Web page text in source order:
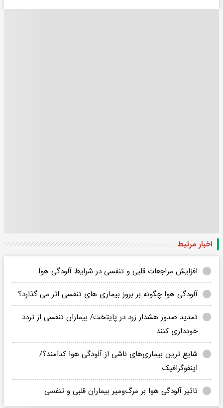
اخبار مرتبط
افزایش مراجعات قلبی و تنفسی در شرایط آلودگی هوا
آلودگی هوا چگونه بر بروز بیماری های تنفسی اثر می گذارد؟
تمدید صدور هشدار زرد در پایتخت/ بیماران تنفسی از تردد
خودداری کنند
شایع ترین بیماری‌های ناشی از آلودگی هوا کدامند؟/
اینفوگرافیک
تاثیر آلودگی هوا بر مرگ‌ومیر بیماران قلبی و تنفسی